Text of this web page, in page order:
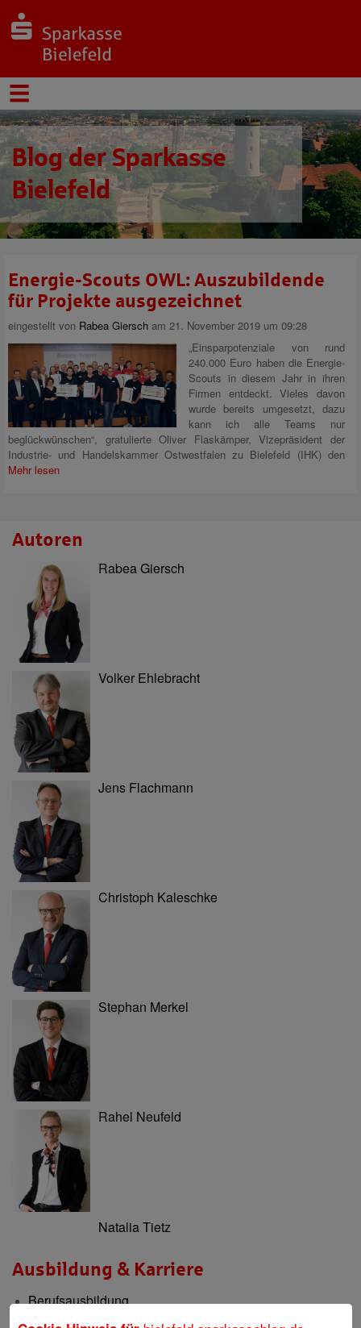
Blog der Sparkasse
Bielefeld
Energie-Scouts OWL: Auszubildende
für Projekte ausgezeichnet
eingestellt von Rabea Giersch am 21. November 2019 um 09:28
„Einsparpotenziale von rund
240.000 Euro haben die Energie-
Scouts in diesem Jahr in ihren
Firmen entdeckt. Vieles davon
wurde bereits umgesetzt, dazu
kann ich alle Teams nur
beglückwünschen“, gratulierte Oliver Flaskämper, Vizepräsident der
Industrie- und Handelskammer Ostwestfalen zu Bielefeld (IHK) den
Mehr lesen
Autoren
Rabea Giersch
Volker Ehlebracht
Jens Flachmann
Christoph Kaleschke
Stephan Merkel
Rahel Neufeld
Natalia Tietz
Ausbildung & Karriere
Berufsausbildung
Berufsorientierung & Praktikum